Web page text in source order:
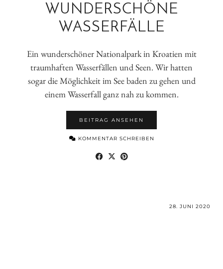
WUNDERSCHÖNE
WASSERFÄLLE
Ein wunderschöner Nationalpark in Kroatien mit
traumhaften Wasserfällen und Seen. Wir hatten
sogar die Möglichkeit im See baden zu gehen und
einem Wasserfall ganz nah zu kommen.
BEITRAG ANSEHEN
KOMMENTAR SCHREIBEN
28. JUNI 2020